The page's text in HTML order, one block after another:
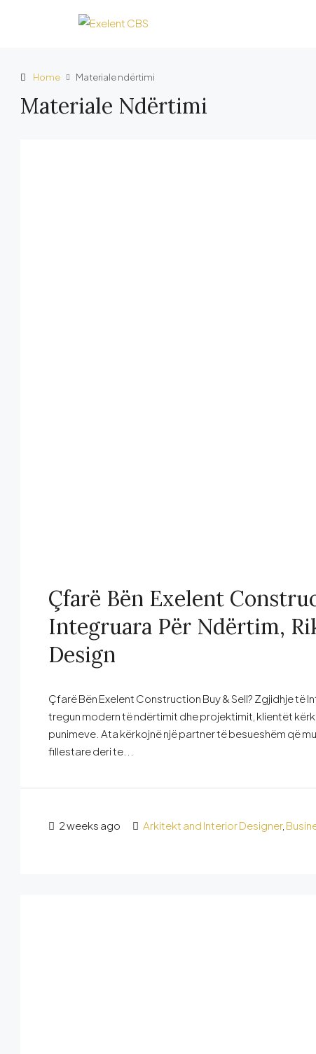
Home Materiale ndërtimi
Materiale Ndërtimi
Çfarë Bën Exelent
Integruara Për Ndërtim,
Design
Çfarë Bën Exelent Construction Buy & Sell? Zgjidhje të
tregun modern të ndërtimit dhe projektimit, klientët
punimeve. Ata kërkojnë një partner të besueshëm që
fillestare deri te...
2 weeks ago Arkitekt and Interior Designer,